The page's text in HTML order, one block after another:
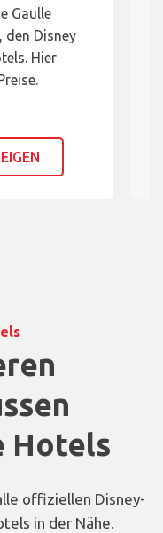
Gaulle
den Disney
Hier
Hotels
offiziellen Disney-
in der Nähe.